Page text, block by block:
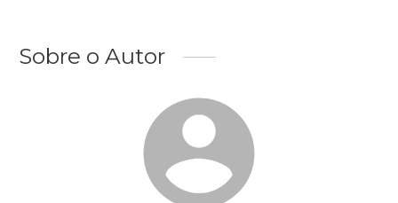
Sobre o Autor